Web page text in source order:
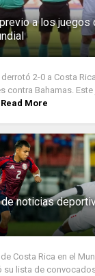
a los juegos
2-0 a Costa
contra Bahamas. Este
Read More
noticias
Costa Rica en el
su lista de